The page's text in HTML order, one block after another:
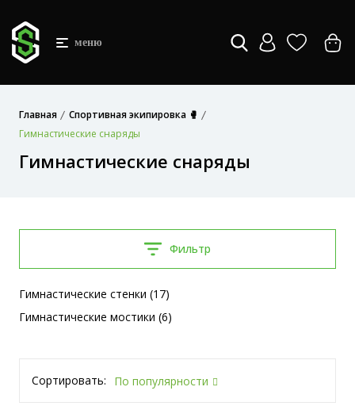
меню
Главная
Спортивная экипировка 🥊
Гимнастические снаряды
Гимнастические снаряды
Фильтр
Гимнастические стенки (17)
Гимнастические мостики (6)
Сортировать: По популярности